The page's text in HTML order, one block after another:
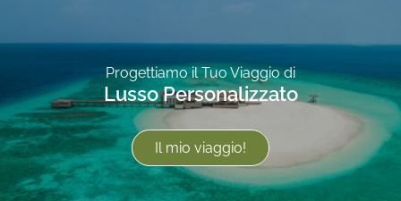
Progettiamo il Tuo Viaggio di
Lusso Personalizzato
Il mio viaggio!